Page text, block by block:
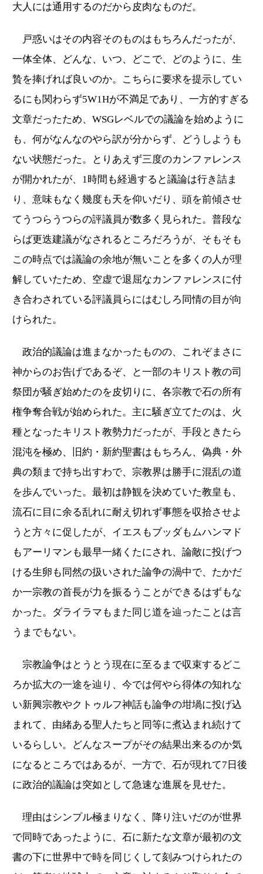
大人には通用するのだから皮肉なものだ。
戸惑いはその内容そのものはもちろんだったが、
一体全体、どんな、いつ、どこで、どのように、生
贄を捧げれば良いのか。こちらに要求を提示してい
るにも関わらず5W1Hが不満足であり、一方的すぎる
文章だったため、WSGレベルでの議論を始めように
も、何がなんなのやら訳が分からず、どうしようも
ない状態だった。とりあえず三度のカンファレンス
が開かれたが、1時間も経過すると議論は行き詰ま
り、意味もなく幾度も天を仰いだり、頭を前傾させ
てうつらうつらの評議員が数多く見られた。普段な
らば更迭建議がなされるところだろうが、そもそも
この時点では議論の余地が無いことを多くの人が理
解していたため、空虚で退屈なカンファレンスに付
き合わされている評議員らにはむしろ同情の目が向
けられた。
政治的議論は進まなかったものの、これぞまさに
神からのお告げであるぞ、と一部のキリスト教の司
祭団が騒ぎ始めたのを皮切りに、各宗教で石の所有
権争奪合戦が始められた。主に騒ぎ立てたのは、火
種となったキリスト教勢力だったが、手段ときたら
混沌を極め、旧約・新約聖書はもちろん、偽典・外
典の類まで持ち出すわで、宗教界は勝手に混乱の道
を歩んでいった。最初は静観を決めていた教皇も、
流石に目に余る乱れに耐え切れず事態を収拾させよ
うと方々に促したが、イエスもブッダもムハンマド
もアーリマンも最早一緒くたにされ、論敵に投げつ
ける生卵も同然の扱いされた論争の渦中で、たかだ
か一宗教の首長が力を振るうことができるはずもな
かった。ダライラマもまた同じ道を辿ったことは言
うまでもない。
宗教論争はとうとう現在に至るまで収束するどこ
ろか拡大の一途を辿り、今では何やら得体の知れな
い新興宗教やクトゥルフ神話も論争の坩堝に投げ込
まれて、由緒ある聖人たちと同等に煮込まれ続けて
いるらしい。どんなスープがその結果出来るのか気
になるところではあるが、一方で、石が現れて7日後
に政治的議論は突如として急速な進展を見せた。
理由はシンプル極まりなく、降り注いだのが世界
で同時であったように、石に新たな文章が最初の文
書の下に世界中で時を同じくして刻みつけられたの